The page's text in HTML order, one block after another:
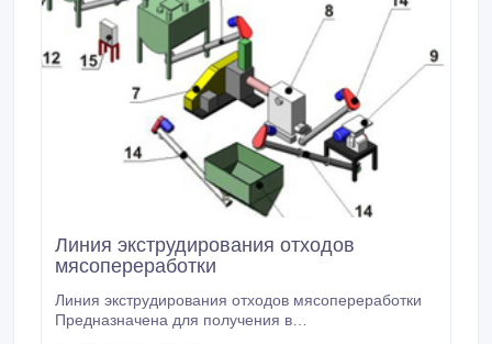
Линия экструдирования отходов
мясопереработки
Линия экструдирования отходов мясопереработки
Предназначена для получения в